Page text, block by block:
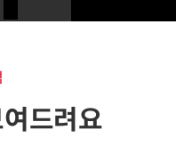
드려요